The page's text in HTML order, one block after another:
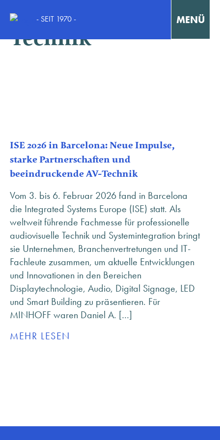
- SEIT 1970 - MENÜ
Fallstudien / Case-Studies
KONTAKT
ANFRAGE SENDEN
ÜBER MINHOFF
KARRIERE
BLOG
INFOMATERIAL & DOWNLOADS
NEWSLETTER ANMELDUNG
Schlagwort:
Technik
ISE 2026 in Barcelona: Neue Impulse,
starke Partnerschaften und
beeindruckende AV-Technik
Vom 3. bis 6. Februar 2026 fand in Barcelona
die Integrated Systems Europe (ISE) statt. Als
weltweit führende Fachmesse für professionelle
audiovisuelle Technik und Systemintegration bringt
sie Unternehmen, Branchenvertretungen und IT-
Fachleute zusammen, um aktuelle Entwicklungen
und Innovationen in den Bereichen
Displaytechnologie, Audio, Digital Signage, LED
und Smart Building zu präsentieren. Für
MINHOFF waren Daniel A. […]
MEHR LESEN